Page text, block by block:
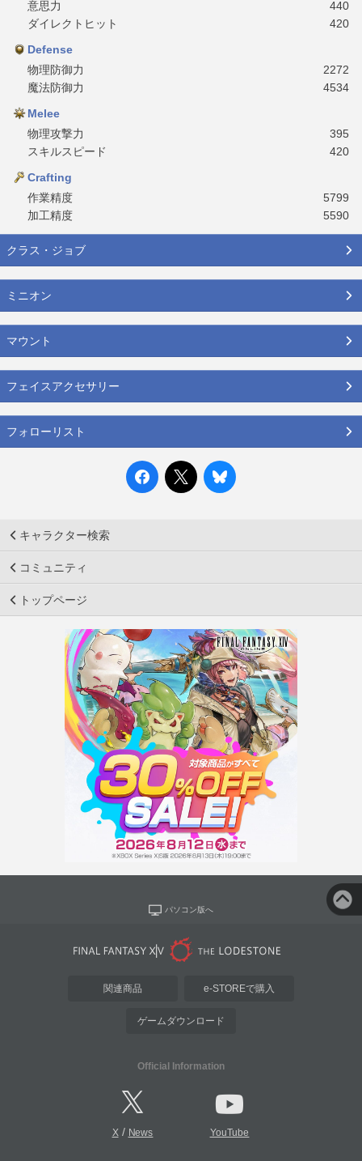
意思力
440
ダイレクトヒット
420
Defense
物理防御力
2272
魔法防御力
4534
Melee
物理攻撃力
395
スキルスピード
420
Crafting
作業精度
5799
加工精度
5590
クラス・ジョブ
ミニオン
マウント
フェイスアクセサリー
フォローリスト
キャラクター検索
コミュニティ
トップページ
パソコン版へ
関連商品 e-STOREで購入
ゲームダウンロード
Official Information
X/ News YouTube